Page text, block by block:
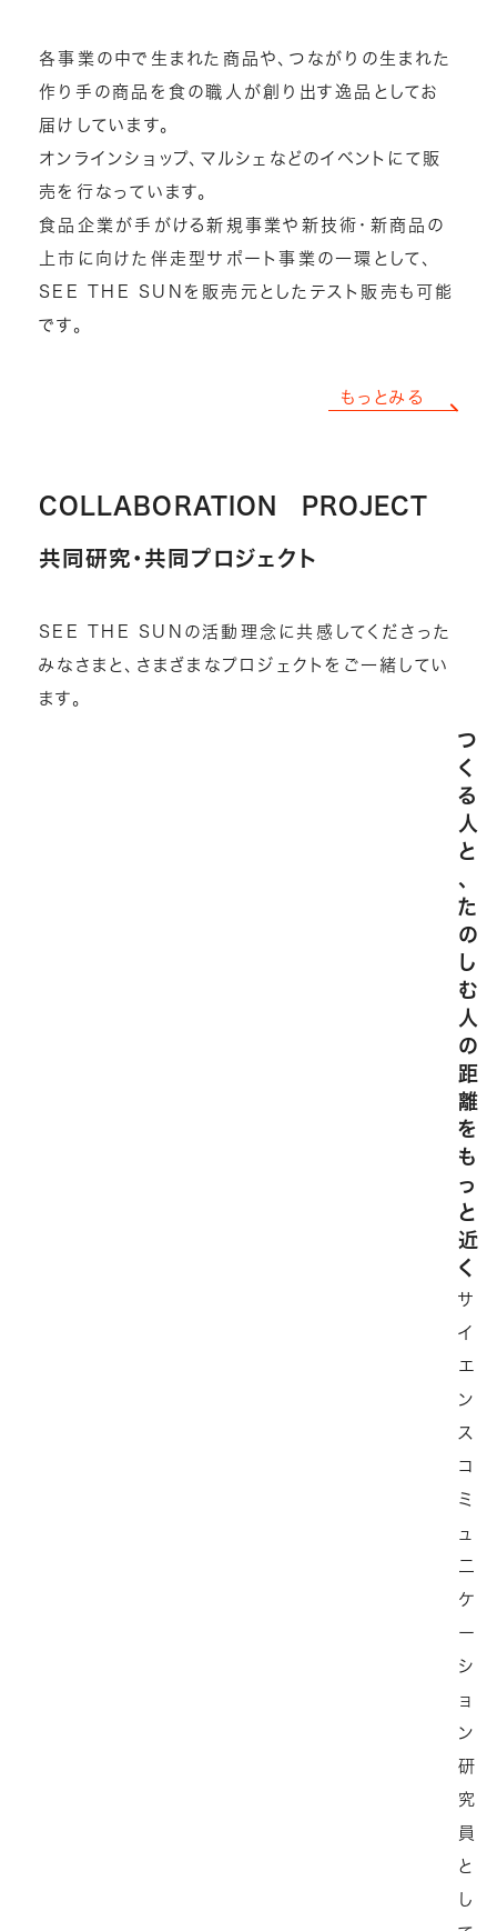
各事業の中で生まれた商品や、つながりの生まれた
作り手の商品を食の職人が創り出す逸品としてお
届けしています。
オンラインショップ、マルシェなどのイベントにて販
売を行なっています。
食品企業が手がける新規事業や新技術・新商品の
上市に向けた伴走型サポート事業の一環として、
SEE THE SUNを販売元としたテスト販売も可能
です。
もっとみる
COLLABORATION PROJECT
共同研究・共同プロジェクト
SEE THE SUNの活動理念に共感してくださった
みなさまと、さまざまなプロジェクトをご一緒してい
ます。
つ
く
る
人
と
、
た
の
し
む
人
の
距
離
を
も
っ
と
近
く
サ
イ
エ
ン
ス
コ
ミ
ュ
二
ケ
ー
シ
ョ
ン
研
究
員
と
し